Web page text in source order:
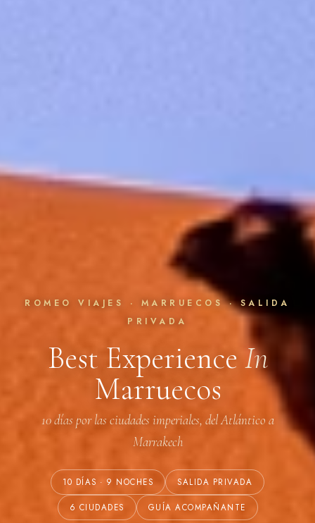
ROMEO VIAJES · MARRUECOS · SALIDA
PRIVADA
Best Experience In
Marruecos
10 días por las ciudades imperiales, del Atlántico a
Marrakech
10 DÍAS · 9 NOCHES SALIDA PRIVADA
6 CIUDADES GUÍA ACOMPAÑANTE